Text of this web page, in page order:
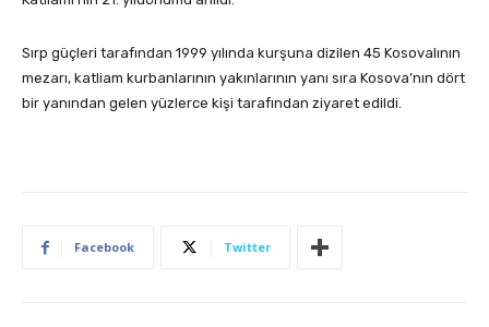
Sırp güçleri tarafından 1999 yılında kurşuna dizilen 45 Kosovalının
mezarı, katliam kurbanlarının yakınlarının yanı sıra Kosova’nın dört
bir yanından gelen yüzlerce kişi tarafından ziyaret edildi.
Facebook Twitter